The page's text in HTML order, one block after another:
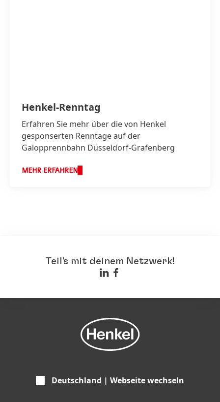
Henkel-Renntag
Erfahren Sie mehr über die von Henkel
gesponserten Renntage auf der
Galopprennbahn Düsseldorf-Grafenberg
MEHR ERFAHREN
Teil's mit deinem Netzwerk!
Deutschland | Webseite wechseln